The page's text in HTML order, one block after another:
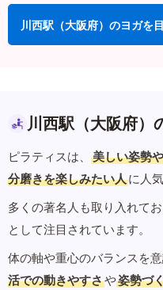
川西駅（大阪府）のヨガを
川西駅（大阪府）
ピラティスは、 美しい姿勢
分磨きを楽しみたい人に人
多くの著名人も取り入れて
として注目されています。
体の軸や重心のバランスを
活での動きやすさや姿勢づ